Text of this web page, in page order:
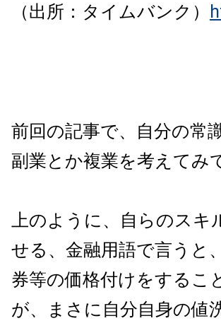
（出所：タイムバンク）
前回の記事で、自分の常
副業とか複業を考えてみ
上のように、自らのスキ
せる、金融用語で言うと
券等の価格付けをするこ
が、まさに自分自身の値